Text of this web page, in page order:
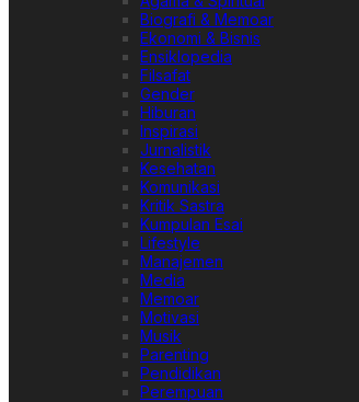
Biografi & Memoar
Ekonomi & Bisnis
Ensiklopedia
Filsafat
Gender
Hiburan
Inspirasi
Jurnalistik
Kesehatan
Komunikasi
Kritik Sastra
Kumpulan Esai
Lifestyle
Manajemen
Media
Memoar
Motivasi
Musik
Parenting
Pendidikan
Perempuan